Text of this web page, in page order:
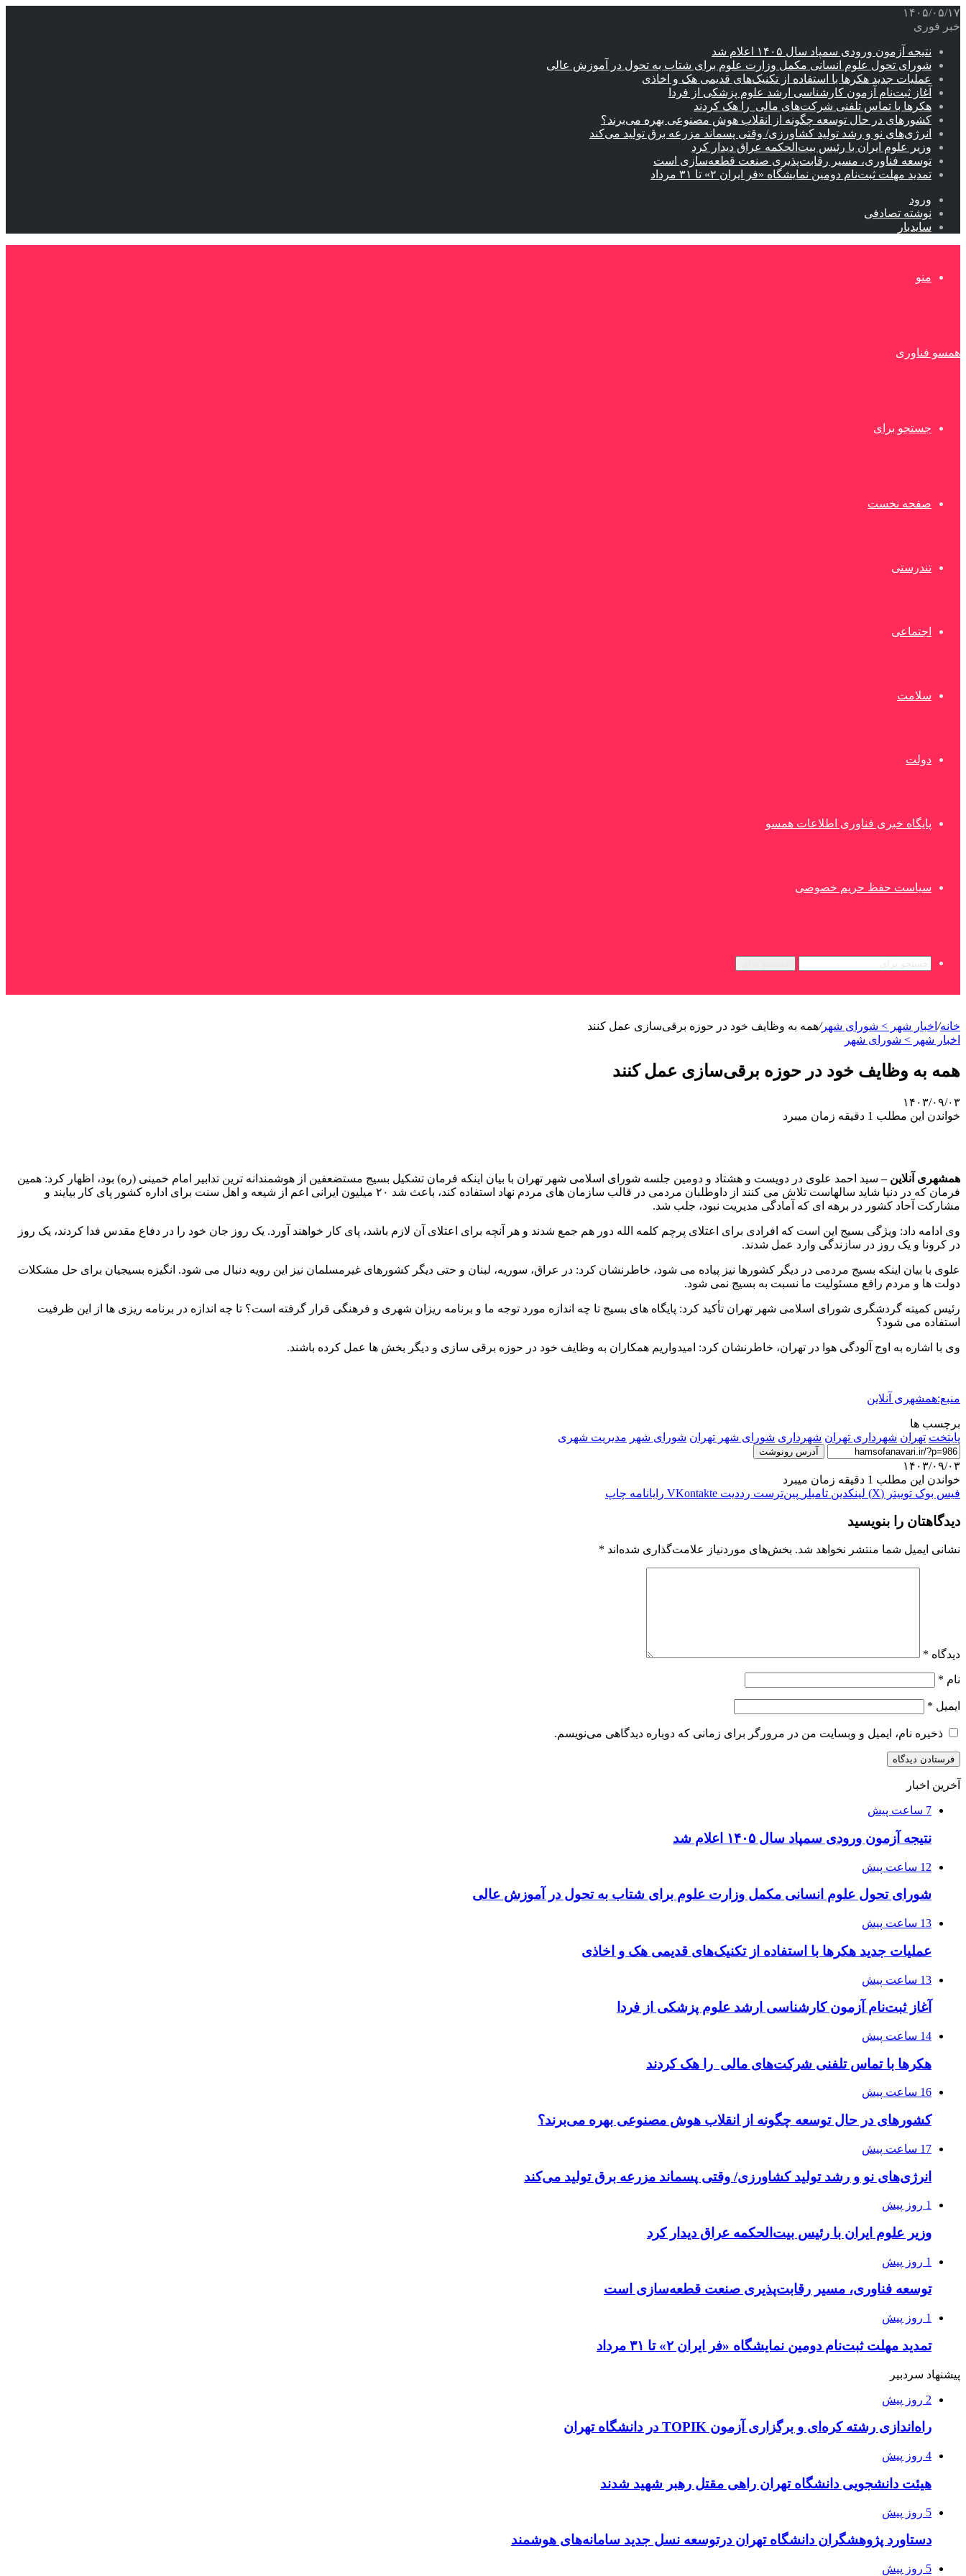
۱۴۰۵/۰۵/۱۷
خبر فوری
نتیجه آزمون ورودی سمپاد سال ۱۴۰۵ اعلام شد
شورای تحول علوم انسانی مکمل وزارت علوم برای شتاب به تحول در آموزش عالی
عملیات جدید هکرها با استفاده از تکنیک‌های قدیمی هک و اخاذی
آغاز ثبت‌نام‌ آزمون کارشناسی ارشد علوم پزشکی از فردا
هکرها با تماس تلفنی شرکت‌های مالی را هک کردند
کشورهای در حال توسعه چگونه از انقلاب هوش مصنوعی بهره می‌برند؟
انرژی‌های نو و رشد تولید کشاورزی/ وقتی پسماند مزرعه‌ برق تولید می‌کند
وزیر علوم ایران با رئیس بیت‌الحکمه عراق دیدار کرد
توسعه فناوری، مسیر رقابت‌پذیری صنعت قطعه‌سازی است
تمدید مهلت ثبت‌نام دومین نمایشگاه «فر ایران ۲» تا ۳۱ مرداد
ورود
نوشته تصادفی
سایدبار
منو
همسو فناوری
جستجو برای
صفحه نخست
تندرستی
اجتماعی
سلامت
دولت
پایگاه خبری فناوری اطلاعات همسو
سیاست حفظ حریم خصوصی
خانه/ اخبار شهر > شورای شهر/همه به وظایف خود در حوزه برقی‌سازی عمل کنند
اخبار شهر > شورای شهر
همه به وظایف خود در حوزه برقی‌سازی عمل کنند
۱۴۰۳/۰۹/۰۳
خواندن این مطلب 1 دقیقه زمان میبرد
همشهری آنلاین – سید احمد علوی در دویست و هشتاد و دومین جلسه شورای اسلامی شهر تهران با بیان اینکه فرمان تشکیل بسیج مستضعفین از هوشمندانه ترین تدابیر امام خمینی (ره) بود، اظهار کرد: همین
فرمان که در دنیا شاید سالهاست تلاش می کنند از داوطلبان مردمی در قالب سازمان های مردم نهاد استفاده کند، باعث شد ۲۰ میلیون ایرانی اعم از شیعه و اهل سنت برای اداره کشور پای کار بیایند و
مشارکت آحاد کشور در برهه ای که آمادگی مدیریت نبود، جلب شد.
وی ادامه داد: ویژگی بسیج این است که افرادی برای اعتلای پرچم کلمه الله دور هم جمع شدند و هر آنچه برای اعتلای آن لازم باشد، پای کار خواهند آورد. یک روز جان خود را در دفاع مقدس فدا کردند، یک روز
در کرونا و یک روز در سازندگی وارد عمل شدند.
علوی با بیان اینکه بسیج مردمی در دیگر کشورها نیز پیاده می شود، خاطرنشان کرد: در عراق، سوریه، لبنان و حتی دیگر کشورهای غیرمسلمان نیز این رویه دنبال می شود. انگیزه بسیجیان برای حل مشکلات
دولت ها و مردم رافع مسئولیت ما نسبت به بسیج نمی شود.
رئیس کمیته گردشگری شورای اسلامی شهر تهران تأکید کرد: پایگاه های بسیج تا چه اندازه مورد توجه ما و برنامه ریزان شهری و فرهنگی قرار گرفته است؟ تا چه اندازه در برنامه ریزی ها از این ظرفیت
استفاده می شود؟
وی با اشاره به اوج آلودگی هوا در تهران، خاطرنشان کرد: امیدواریم همکاران به وظایف خود در حوزه برقی سازی و دیگر بخش ها عمل کرده باشند.
منبع:همشهری آنلاین
برچسب ها
پایتخت تهران شهردارى تهران شهرداری شوراى شهر تهران شورای شهر مدیریت شهری
آدرس رونوشت
۱۴۰۳/۰۹/۰۳
خواندن این مطلب 1 دقیقه زمان میبرد
فیس بوک توییتر (X) لینکدین ‫تامبلر ‫پین‌ترست ‫رددیت ‫VKontakte رایانامه چاپ
دیدگاهتان را بنویسید
نشانی ایمیل شما منتشر نخواهد شد. بخش‌های موردنیاز علامت‌گذاری شده‌اند *
دیدگاه *
نام *
ایمیل *
ذخیره نام، ایمیل و وبسایت من در مرورگر برای زمانی که دوباره دیدگاهی می‌نویسم.
آخرین اخبار
7 ساعت پیش
نتیجه آزمون ورودی سمپاد سال ۱۴۰۵ اعلام شد
12 ساعت پیش
شورای تحول علوم انسانی مکمل وزارت علوم برای شتاب به تحول در آموزش عالی
13 ساعت پیش
عملیات جدید هکرها با استفاده از تکنیک‌های قدیمی هک و اخاذی
13 ساعت پیش
آغاز ثبت‌نام‌ آزمون کارشناسی ارشد علوم پزشکی از فردا
14 ساعت پیش
هکرها با تماس تلفنی شرکت‌های مالی را هک کردند
16 ساعت پیش
کشورهای در حال توسعه چگونه از انقلاب هوش مصنوعی بهره می‌برند؟
17 ساعت پیش
انرژی‌های نو و رشد تولید کشاورزی/ وقتی پسماند مزرعه‌ برق تولید می‌کند
1 روز پیش
وزیر علوم ایران با رئیس بیت‌الحکمه عراق دیدار کرد
1 روز پیش
توسعه فناوری، مسیر رقابت‌پذیری صنعت قطعه‌سازی است
1 روز پیش
تمدید مهلت ثبت‌نام دومین نمایشگاه «فر ایران ۲» تا ۳۱ مرداد
پیشنهاد سردبیر
2 روز پیش
راه‌اندازی رشته کره‌ای و برگزاری آزمون TOPIK در دانشگاه تهران
4 روز پیش
هیئت دانشجویی دانشگاه تهران راهی مقتل رهبر شهید شدند
5 روز پیش
دستاورد پژوهشگران دانشگاه تهران درتوسعه نسل جدید سامانه‌های هوشمند
5 روز پیش